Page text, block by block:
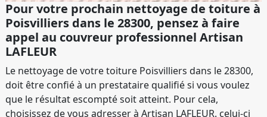
Pour votre prochain nettoyage de toiture à
Poisvilliers dans le 28300, pensez à faire
appel au couvreur professionnel Artisan
LAFLEUR
Le nettoyage de votre toiture Poisvilliers dans le 28300,
doit être confié à un prestataire qualifié si vous voulez
que le résultat escompté soit atteint. Pour cela,
choisissez de vous adresser à Artisan LAFLEUR. celui-ci